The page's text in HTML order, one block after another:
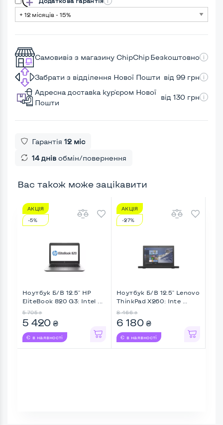
Самовивіз з магазину ChipChipБезкоштовно
Забрати з відділення Нової Пошти від 99 грн
Адресна доставка кур'єром Нової
Пошти
від 130 грн
Гарантія 12 міс
14 днів обмін/повернення
Вас також може зацікавити
АКЦІЯ
-5%
Ноутбук Б/В 12.5" HP
EliteBook 820 G3: Intel ...
5 705 ₴
5 420 ₴
Є в наявності
АКЦІЯ
-27%
Ноутбук Б/В 12.5" Lenovo
ThinkPad X260: Inte ...
8 466 ₴
6 180 ₴
Є в наявності